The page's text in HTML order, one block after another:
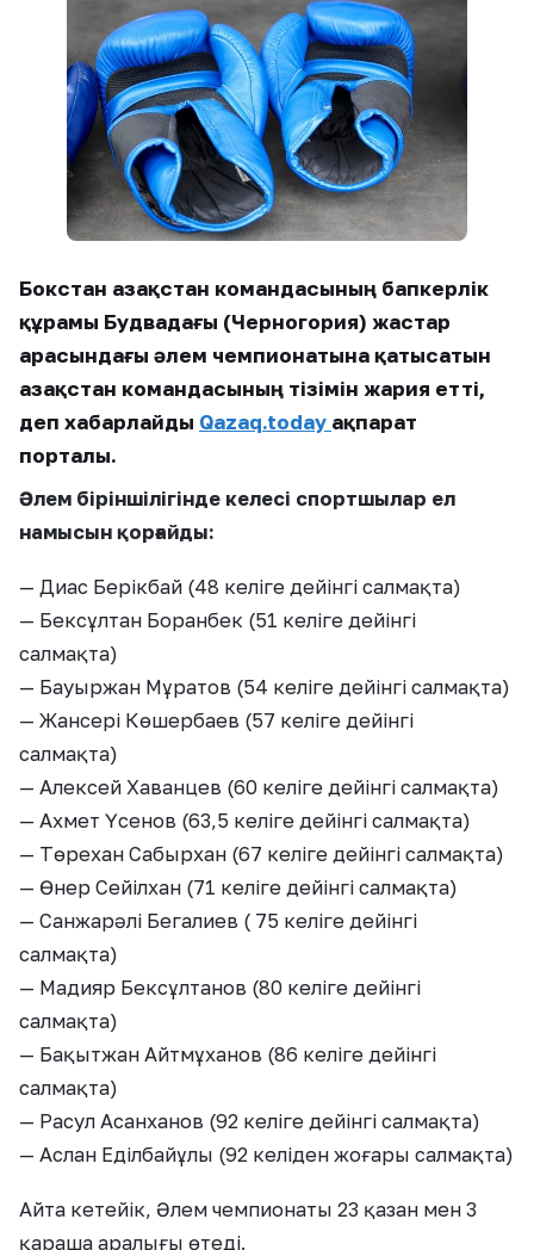
Бокстан Қазақстан командасының бапкерлік
құрамы Будвадағы (Черногория) жастар
арасындағы әлем чемпионатына қатысатын
Қазақстан командасының тізімін жария етті,
деп хабарлайды Qazaq.today ақпарат
порталы.
Әлем біріншілігінде келесі спортшылар ел
намысын қорғайды:
— Диас Берікбай (48 келіге дейінгі салмақта)
— Бексұлтан Боранбек (51 келіге дейінгі
салмақта)
— Бауыржан Мұратов (54 келіге дейінгі салмақта)
— Жансері Көшербаев (57 келіге дейінгі
салмақта)
— Алексей Хаванцев (60 келіге дейінгі салмақта)
— Ахмет Үсенов (63,5 келіге дейінгі салмақта)
— Төрехан Сабырхан (67 келіге дейінгі салмақта)
— Өнер Сейілхан (71 келіге дейінгі салмақта)
— Санжарәлі Бегалиев ( 75 келіге дейінгі
салмақта)
— Мадияр Бексұлтанов (80 келіге дейінгі
салмақта)
— Бақытжан Айтмұханов (86 келіге дейінгі
салмақта)
— Расул Асанханов (92 келіге дейінгі салмақта)
— Аслан Еділбайұлы (92 келіден жоғары салмақта)
Айта кетейік, Әлем чемпионаты 23 қазан мен 3
қараша аралығы өтеді.